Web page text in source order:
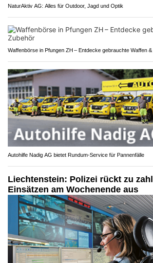
NaturAktiv AG: Alles für Outdoor, Jagd und Optik
Waffenbörse in Pfungen ZH – Entdecke gebrauchte Waffen
Autohilfe Nadig AG bietet Rundum‑Service für Pannenfälle
Liechtenstein: Polizei rückt zu
Einsätzen am Wochenende aus